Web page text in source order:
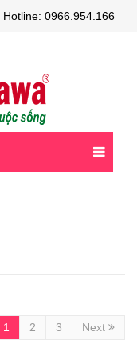
Hotline: 0966.954.166
1 2 3 Next